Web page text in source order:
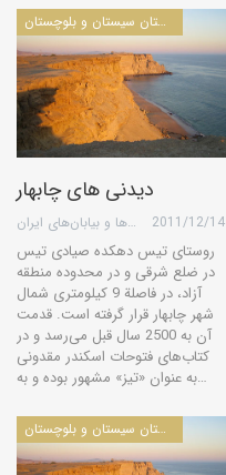
مطالب مرتبط با استان سیستان و بلوچستان
دیدنی های چابهار
گروه کویرها و بیابان‌های ایران 2011/12/14
روستای تیس دهكده صیادی تیس
در ضلع شرقی و در محدوده منطقه
آزاد، در فاصلة 9 كیلومتری شمال
شهر چابهار قرار گرفته است. قدمت
آن به 2500 سال قبل می‌رسد و در
كتاب‌های فتوحات اسكندر مقدونی
به عنوان «تیز» مشهور بوده و به…
مطالب مرتبط با استان سیستان و بلوچستان